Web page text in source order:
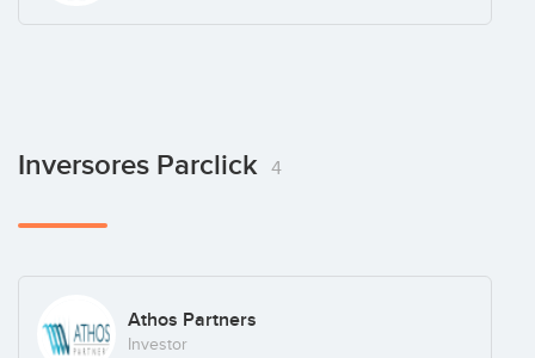
Inversores Parclick 4
Athos Partners
Investor